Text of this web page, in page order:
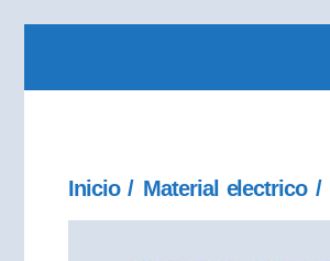
Inicio/ Material electrico/